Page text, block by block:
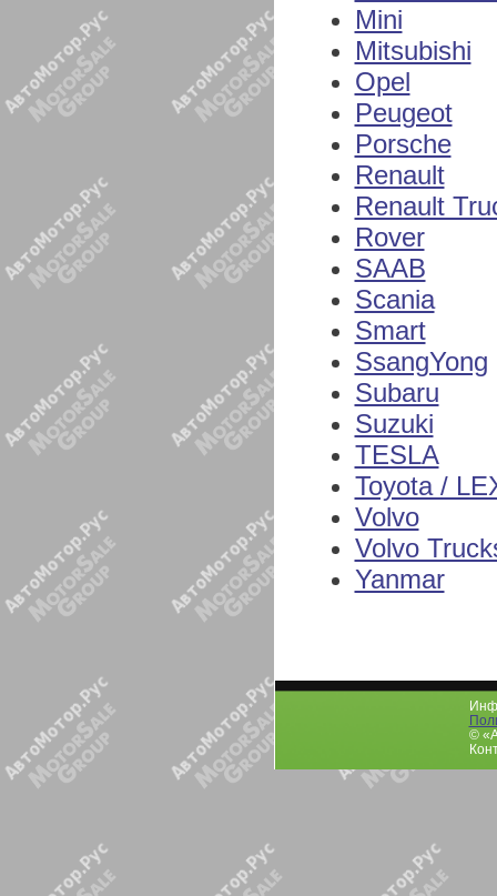
Mini
Mitsubishi
Opel
Peugeot
Porsche
Renault
Renault
Rover
SAAB
Scania
Smart
SsangYong
Subaru
Suzuki
TESLA
Toyota /
Volvo
Volvo
Yanmar
©